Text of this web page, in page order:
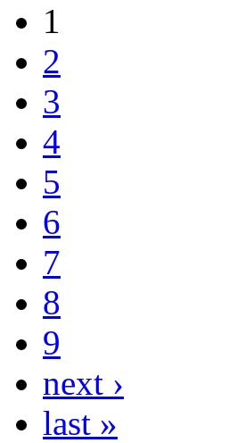
1
2
3
4
5
6
7
8
9
next ›
last »